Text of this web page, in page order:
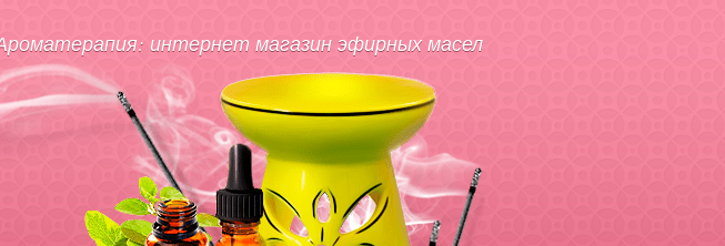
интернет магазин эфирных масел